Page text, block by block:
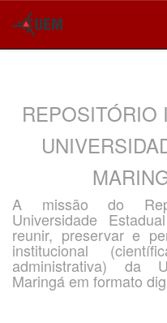
REPOSITÓRIO
A missão do
Universidade
reunir, preservar e
institucional
administrativa) da
Maringá em formato